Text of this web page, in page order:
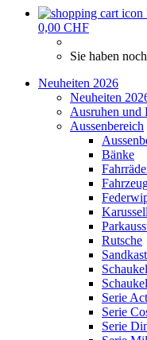
0,00 CHF
Sie haben
Neuheiten 2026
Neuheiten
Ausruhen und
Aussenbereich
Bänke
Karussell
Rutsche
Schaukel
Serie
Serie
Serie